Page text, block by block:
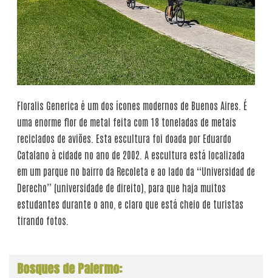
Floralis Generica é um dos ícones modernos de Buenos Aires. É
uma enorme flor de metal feita com 18 toneladas de metais
reciclados de aviões. Esta escultura foi doada por Eduardo
Catalano à cidade no ano de 2002. A escultura está localizada
em um parque no bairro da Recoleta e ao lado da “Universidad de
Derecho” (universidade de direito), para que haja muitos
estudantes durante o ano, e claro que está cheio de turistas
tirando fotos.
Bosques de Palermo: